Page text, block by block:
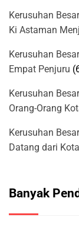
Kerusuhan
Ki Astaman
Kerusuhan
Empat Penjuru
Kerusuhan
Orang-Orang
Kerusuhan
Datang dari
Banyak